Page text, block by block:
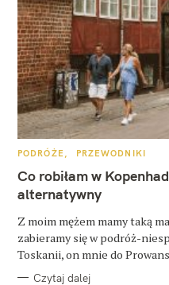
K
T
E
G
O
I
E
PODRÓŻE PRZEWODNIKI
Co robiłam w
alternatywny
Z moim mężem mamy taką
zabieramy się w podróż-
Toskanii, on mnie do
Czytaj dalej